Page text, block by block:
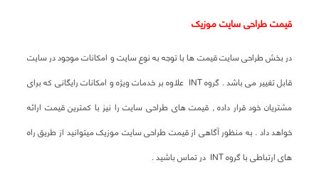
قیمت طراحی سایت موزیک
در بخش طراحی سایت قیمت ها با توجه به نوع سایت و امکانات موجود در سایت
قابل تغییر می باشد . گروه INT علاوه بر خدمات ویژه و امکانات رایگانی که برای
مشتریان خود قرار داده , قیمت های طراحی سایت را نیز با کمترین قیمت ارائه
خواهد داد . به منظور آگاهی از قیمت طراحی سایت موزیک میتوانید از طریق راه
های ارتباطی با گروه INT در تماس باشید .